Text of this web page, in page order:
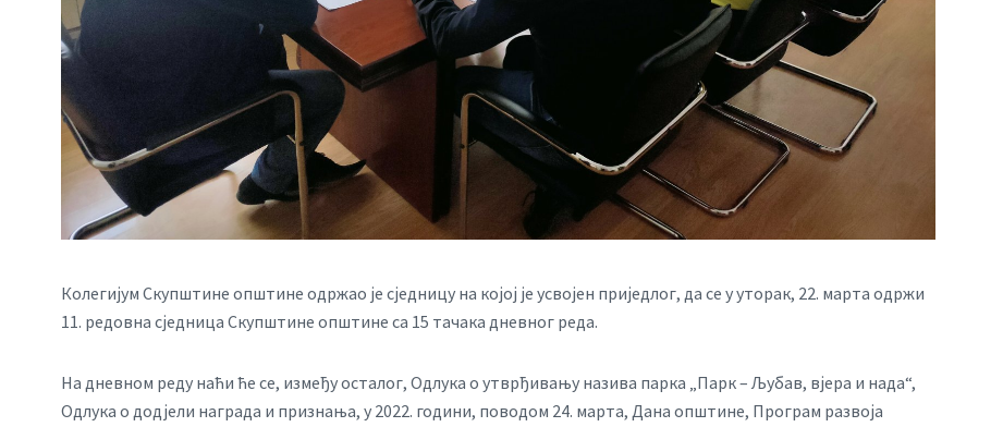
Колегијум Скупштине општине одржао је сједницу на којој је усвојен приједлог, да се у уторак, 22. марта одржи
11. редовна сједница Скупштине општине са 15 тачака дневног реда.
На дневном реду наћи ће се, између осталог, Одлука о утврђивању назива парка „Парк – Љубав, вјера и нада“,
Одлука о додјели награда и признања, у 2022. години, поводом 24. марта, Дана општине, Програм развоја